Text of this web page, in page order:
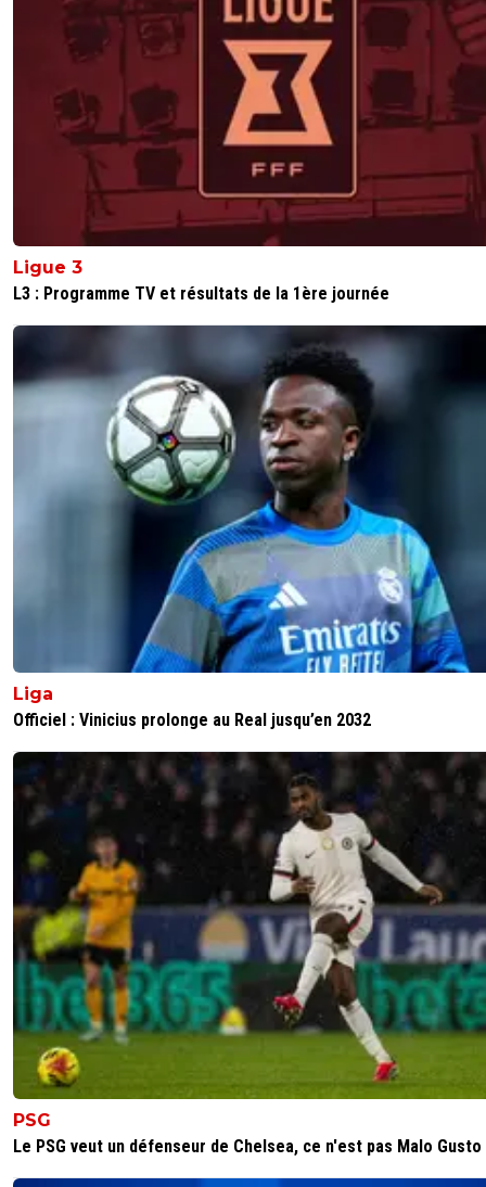
Ligue 3
L3 : Programme TV et résultats de la 1ère journée
Liga
Officiel : Vinicius prolonge au Real jusqu’en 2032
PSG
Le PSG veut un défenseur de Chelsea, ce n'est pas Malo Gusto